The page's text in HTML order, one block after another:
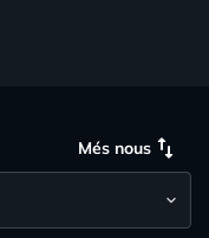
Més nous swap_vert